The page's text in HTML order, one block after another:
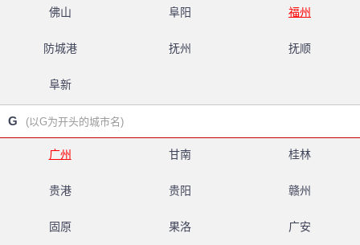
佛山 阜阳 福州
防城港 抚州 抚顺
阜新
G (以G为开头的城市名)
广州 甘南 桂林
贵港 贵阳 赣州
固原 果洛 广安